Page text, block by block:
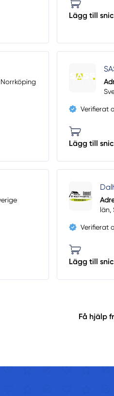
Lägg till
Verifierat
Lägg till
län,
Verifierat
Lägg till
Få hjälp